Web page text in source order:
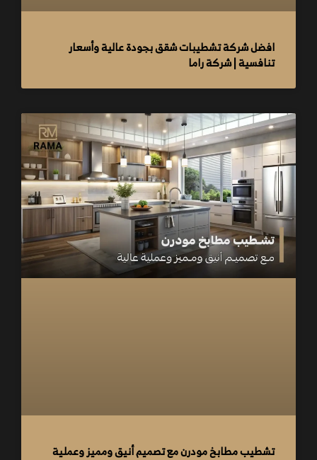
افضل شركة تشطيبات شقق بجودة عالية وأسعار
تنافسية | شركة راما
تشطيب مطابخ مودرن مع تصميم أنيق ومميز وعملية